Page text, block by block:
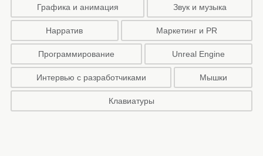
Графика и анимация Звук и музыка
Нарратив Маркетинг и PR
Программирование Unreal Engine
Интервью с разработчиками Мышки
Клавиатуры